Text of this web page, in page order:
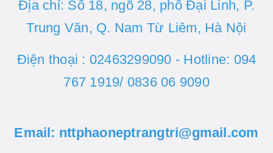
Địa chỉ: Số 18, ngõ 28, phố Đại Linh, P.
Trung Văn, Q. Nam Từ Liêm, Hà Nội
Điện thoại : 02463299090 - Hotline: 094
767 1919/ 0836 06 9090
Email: nttphaoneptrangtri@gmail.com